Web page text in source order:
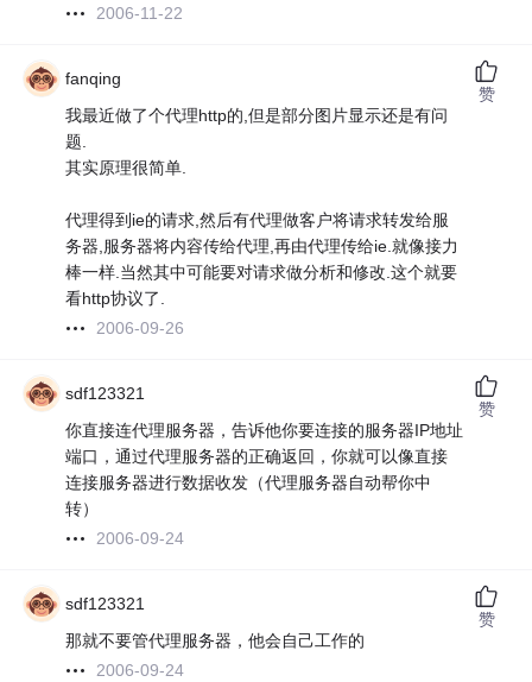
2006-11-22
fanqing
我最近做了个代理http的,但是部分图片显示还是有问
题.
其实原理很简单.
代理得到ie的请求,然后有代理做客户将请求转发给服
务器,服务器将内容传给代理,再由代理传给ie.就像接力
棒一样.当然其中可能要对请求做分析和修改.这个就要
看http协议了.
2006-09-26
赞
sdf123321
你直接连代理服务器，告诉他你要连接的服务器IP地址
端口，通过代理服务器的正确返回，你就可以像直接
连接服务器进行数据收发（代理服务器自动帮你中
转）
2006-09-24
赞
sdf123321
那就不要管代理服务器，他会自己工作的
2006-09-24
赞